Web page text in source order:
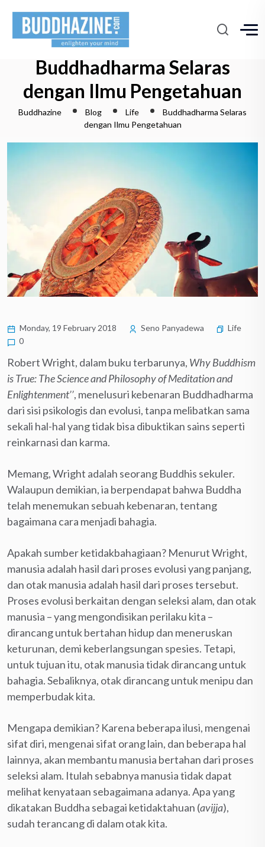
Buddhadharma Selaras
dengan Ilmu Pengetahuan
Buddhazine Blog Life
Buddhadharma Selaras
dengan Ilmu Pengetahuan
Monday, 19 February 2018 Seno Panyadewa
Life
0
Robert Wright, dalam buku terbarunya, Why Buddhism
is True: The Science and Philosophy of Meditation and
Enlightenment’’, menelusuri kebenaran Buddhadharma
dari sisi psikologis dan evolusi, tanpa melibatkan sama
sekali hal-hal yang tidak bisa dibuktikan sains seperti
reinkarnasi dan karma.
Memang, Wright adalah seorang Buddhis sekuler.
Walaupun demikian, ia berpendapat bahwa Buddha
telah menemukan sebuah kebenaran, tentang
bagaimana cara menjadi bahagia.
Apakah sumber ketidakbahagiaan? Menurut Wright,
manusia adalah hasil dari proses evolusi yang panjang,
dan otak manusia adalah hasil dari proses tersebut.
Proses evolusi berkaitan dengan seleksi alam, dan otak
manusia – yang mengondisikan perilaku kita –
dirancang untuk bertahan hidup dan meneruskan
keturunan, demi keberlangsungan spesies. Tetapi,
untuk tujuan itu, otak manusia tidak dirancang untuk
bahagia. Sebaliknya, otak dirancang untuk menipu dan
memperbudak kita.
Mengapa demikian? Karena beberapa ilusi, mengenai
sifat diri, mengenai sifat orang lain, dan beberapa hal
lainnya, akan membantu manusia bertahan dari proses
seleksi alam. Itulah sebabnya manusia tidak dapat
melihat kenyataan sebagaimana adanya. Apa yang
dikatakan Buddha sebagai ketidaktahuan (avijja),
sudah terancang di dalam otak kita.